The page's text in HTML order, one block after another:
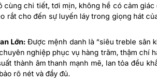
chi tiết, tơi mịn, không hề có cảm
rắt cho đến sự luyến láy trong giọng hát
Lớn: Được mệnh danh là “siêu treble sân
nghiệp phục vụ hàng trăm, thậm chí
thành âm thanh mạnh mẽ, lan tỏa đều
rõ nét và đầy đủ.